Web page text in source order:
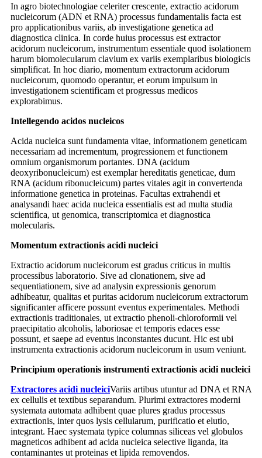
In agro biotechnologiae celeriter crescente, extractio acidorum
nucleicorum (ADN et RNA) processus fundamentalis facta est
pro applicationibus variis, ab investigatione genetica ad
diagnostica clinica. In corde huius processus est extractor
acidorum nucleicorum, instrumentum essentiale quod isolationem
harum biomolecularum clavium ex variis exemplaribus biologicis
simplificat. In hoc diario, momentum extractorum acidorum
nucleicorum, quomodo operantur, et eorum impulsum in
investigationem scientificam et progressus medicos
explorabimus.
Intellegendo acidos nucleicos
Acida nucleica sunt fundamenta vitae, informationem geneticam
necessariam ad incrementum, progressionem et functionem
omnium organismorum portantes. DNA (acidum
deoxyribonucleicum) est exemplar hereditatis geneticae, dum
RNA (acidum ribonucleicum) partes vitales agit in convertenda
informatione genetica in proteinas. Facultas extrahendi et
analysandi haec acida nucleica essentialis est ad multa studia
scientifica, ut genomica, transcriptomica et diagnostica
molecularis.
Momentum extractionis acidi nucleici
Extractio acidorum nucleicorum est gradus criticus in multis
processibus laboratorio. Sive ad clonationem, sive ad
sequentiationem, sive ad analysin expressionis genorum
adhibeatur, qualitas et puritas acidorum nucleicorum extractorum
significanter afficere possunt eventus experimentales. Methodi
extractionis traditionales, ut extractio phenoli-chloroformii vel
praecipitatio alcoholis, laboriosae et temporis edaces esse
possunt, et saepe ad eventus inconstantes ducunt. Hic est ubi
instrumenta extractionis acidorum nucleicorum in usum veniunt.
Principium operationis instrumenti extractionis acidi nucleici
Extractores acidi nucleiciVariis artibus utuntur ad DNA et RNA
ex cellulis et textibus separandum. Plurimi extractores moderni
systemata automata adhibent quae plures gradus processus
extractionis, inter quos lysis cellularum, purificatio et elutio,
integrant. Haec systemata typice columnas siliceas vel globulos
magneticos adhibent ad acida nucleica selective liganda, ita
contaminantes ut proteinas et lipida removendos.